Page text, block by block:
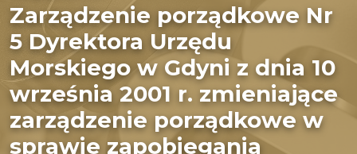
Zarządzenie porządkowe Nr
5 Dyrektora Urzędu
Morskiego w Gdyni z dnia 10
września 2001 r. zmieniające
zarządzenie porządkowe w
sprawie zapobiegania